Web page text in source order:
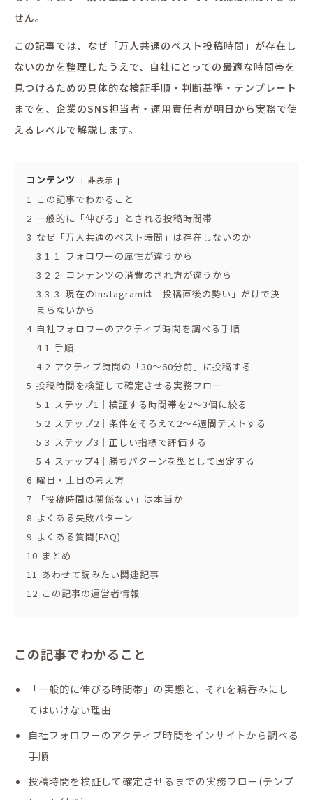
せん。
この記事では、なぜ「万人共通のベスト投稿時間」が存在し
ないのかを整理したうえで、自社にとっての最適な時間帯を
見つけるための具体的な検証手順・判断基準・テンプレート
までを、企業のSNS担当者・運用責任者が明日から実務で使
えるレベルで解説します。
コンテンツ 非表示
1 この記事でわかること
2 一般的に「伸びる」とされる投稿時間帯
3 なぜ「万人共通のベスト時間」は存在しないのか
3.1 1. フォロワーの属性が違うから
3.2 2. コンテンツの消費のされ方が違うから
3.3 3. 現在のInstagramは「投稿直後の勢い」だけで決
まらないから
4 自社フォロワーのアクティブ時間を調べる手順
4.1 手順
4.2 アクティブ時間の「30〜60分前」に投稿する
5 投稿時間を検証して確定させる実務フロー
5.1 ステップ1｜検証する時間帯を2〜3個に絞る
5.2 ステップ2｜条件をそろえて2〜4週間テストする
5.3 ステップ3｜正しい指標で評価する
5.4 ステップ4｜勝ちパターンを型として固定する
6 曜日・土日の考え方
7
「投稿時間は関係ない」は本当か
8 よくある失敗パターン
9 よくある質問(FAQ)
10 まとめ
11 あわせて読みたい関連記事
12 この記事の運営者情報
この記事でわかること
「一般的に伸びる時間帯」の実態と、それを鵜呑みにし
てはいけない理由
自社フォロワーのアクティブ時間をインサイトから調べる
手順
投稿時間を検証して確定させるまでの実務フロー(テンプ